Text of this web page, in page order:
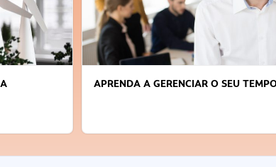
APRENDA A GERENCIAR O SEU